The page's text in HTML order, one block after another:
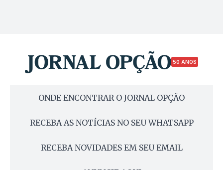
50 ANOS
ONDE ENCONTRAR O JORNAL OPÇÃO
RECEBA AS NOTÍCIAS NO SEU WHATSAPP
RECEBA NOVIDADES EM SEU EMAIL